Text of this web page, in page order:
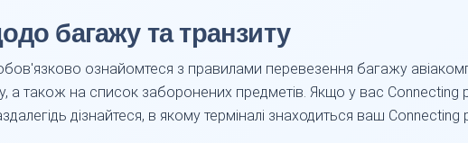
багажу та транзиту
ознайомтеся з правилами перевезення багажу
а також на список заборонених предметів. Якщо у вас
дізнайтеся, в якому терміналі знаходиться ваш